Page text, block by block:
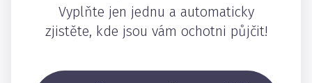
Vyplňte jen jednu a automaticky
zjistěte, kde jsou vám ochotni půjčit!